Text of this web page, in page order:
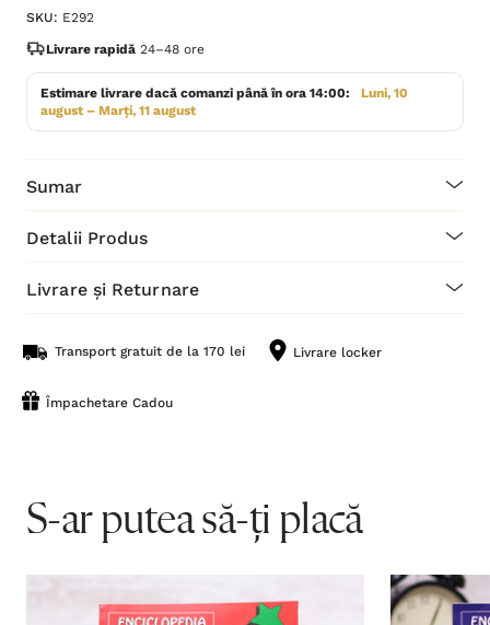
SKU: E292
Livrare rapidă 24–48 ore
Estimare livrare dacă comanzi până în ora 14:00:
Luni, 10
august – Marți, 11 august
Sumar
Detalii Produs
Livrare și Returnare
Transport gratuit de la 170 lei Livrare locker
Împachetare Cadou
S-ar putea să-ți placă